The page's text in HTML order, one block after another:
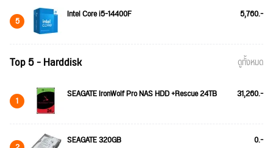
5 Intel Core i5-14400F 5,760.-
Top 5 - Harddisk ดูทั้งหมด
1 SEAGATE IronWolf Pro NAS HDD +Rescue 24TB 31,260.-
SEAGATE 320GB 0.-